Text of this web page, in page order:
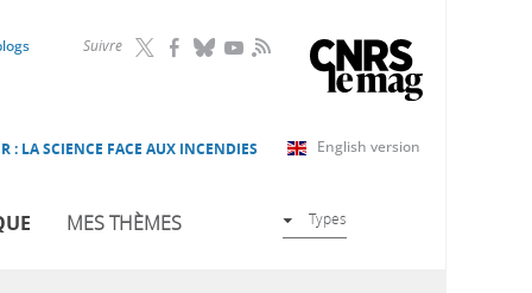
Suivre RSS
English version
: LA SCIENCE FACE AUX INCENDIES
MES THÈMES Types